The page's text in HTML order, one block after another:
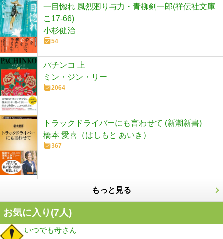
一目惚れ 風烈廻り与力・青柳剣一郎(祥伝社文庫
こ17-66)
小杉健治
54
パチンコ 上
ミン・ジン・リー
2064
トラックドライバーにも言わせて (新潮新書)
橋本 愛喜（はしもと あいき）
367
もっと見る
お気に入り(7人)
いつでも母さん